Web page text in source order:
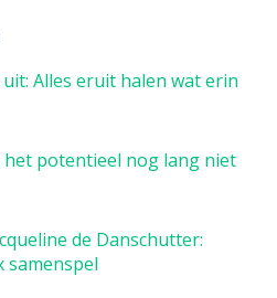
Alles eruit halen wat erin
het potentieel nog lang niet
de Danschutter:
samenspel